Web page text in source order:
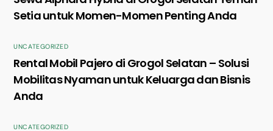
Setia untuk Momen-Momen Penting Anda
UNCATEGORIZED
Rental Mobil Pajero di Grogol Selatan – Solusi
Mobilitas Nyaman untuk Keluarga dan Bisnis
Anda
UNCATEGORIZED